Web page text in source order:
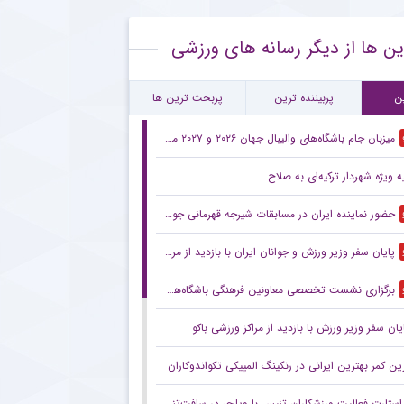
بزرگ پیشکسوت استقلال در آستانه آغاز لیگ برتر + جزئیات
دروازه‌بان ملی‌پوش ترکیه‌ای توسط سلتا
ها از دیگر رسانه های ورزشی
پربیننده ترین پربحث ترین ها
میزبان جام باشگاه‌های والیبال جهان ۲۰۲۶ و ۲۰۲۷ مشخص شد
ویژه شهردار ترکیه‌ای به صلاح
حضور نماینده ایران در مسابقات شیرجه قهرمانی جوانان جهان
پایان سفر وزیر ورزش و جوانان ایران با بازدید از مراکز ورزشی باکو
برگزاری نشست تخصصی معاونین فرهنگی باشگاه‌های لیگ برتر
سفر وزیر ورزش با بازدید از مراکز ورزشی باکو
کمر بهترین ایرانی در رنکینگ المپیکی تکواندوکاران